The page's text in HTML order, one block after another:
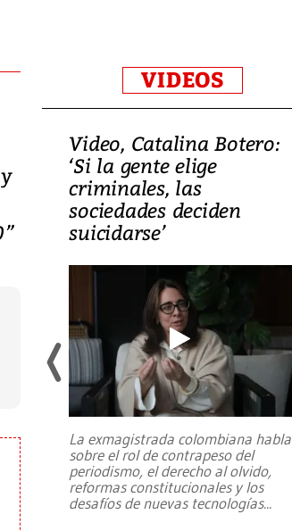
VIDEOS
Video, Catalina Botero:
‘Si la gente elige
criminales, las
sociedades deciden
suicidarse’
La exmagistrada colombiana habla
sobre el rol de contrapeso del
periodismo, el derecho al olvido,
reformas constitucionales y los
desafíos de nuevas tecnologías...